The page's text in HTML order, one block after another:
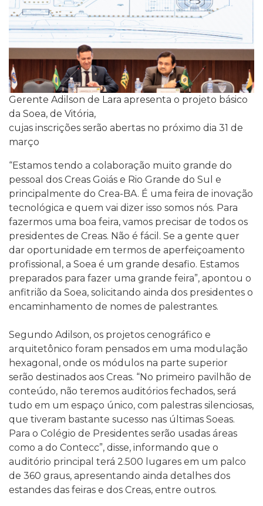
Gerente Adilson de Lara apresenta o projeto básico
da Soea, de Vitória,
cujas inscrições serão abertas no próximo dia 31 de
março
“Estamos tendo a colaboração muito grande do
pessoal dos Creas Goiás e Rio Grande do Sul e
principalmente do Crea-BA. É uma feira de inovação
tecnológica e quem vai dizer isso somos nós. Para
fazermos uma boa feira, vamos precisar de todos os
presidentes de Creas. Não é fácil. Se a gente quer
dar oportunidade em termos de aperfeiçoamento
profissional, a Soea é um grande desafio. Estamos
preparados para fazer uma grande feira”, apontou o
anfitrião da Soea, solicitando ainda dos presidentes o
encaminhamento de nomes de palestrantes.
Segundo Adilson, os projetos cenográfico e
arquitetônico foram pensados em uma modulação
hexagonal, onde os módulos na parte superior
serão destinados aos Creas. “No primeiro pavilhão de
conteúdo, não teremos auditórios fechados, será
tudo em um espaço único, com palestras silenciosas,
que tiveram bastante sucesso nas últimas Soeas.
Para o Colégio de Presidentes serão usadas áreas
como a do Contecc”, disse, informando que o
auditório principal terá 2.500 lugares em um palco
de 360 graus, apresentando ainda detalhes dos
estandes das feiras e dos Creas, entre outros.